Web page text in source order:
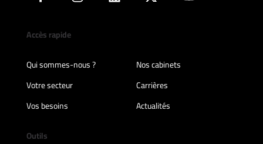
Accès rapide
Qui sommes-nous ?
Nos cabinets
Votre secteur
Carrières
Vos besoins
Actualités
Outils